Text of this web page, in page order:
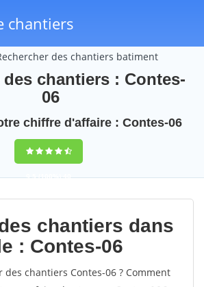
chantiers
des chantiers batiment
des chantiers : Contes-
06
chiffre d'affaire : Contes-06
9,5(100%)40
votes
chantiers dans
: Contes-06
des chantiers Contes-06 ? Comment